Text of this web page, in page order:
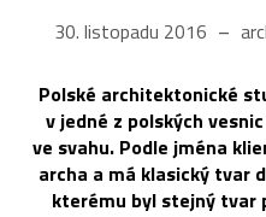
30. listopadu 2016
Polské architektonické
v jedné z polských
ve svahu. Podle jména
archa a má klasický tvar
kterému byl stejný tvar